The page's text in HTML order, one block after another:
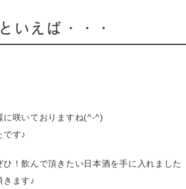
いえば・・・
に咲いておりますね(^-^)
です♪
！飲んで頂きたい日本酒を手に入れました
きます♪